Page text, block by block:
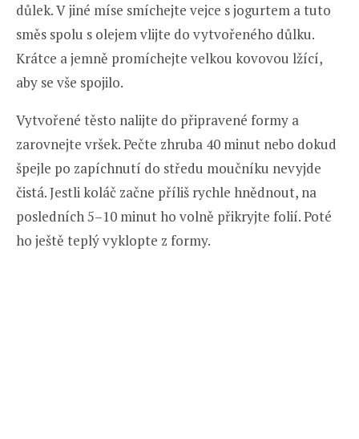
důlek. V jiné míse smíchejte vejce s jogurtem a tuto
směs spolu s olejem vlijte do vytvořeného důlku.
Krátce a jemně promíchejte velkou kovovou lžící,
aby se vše spojilo.
Vytvořené těsto nalijte do připravené formy a
zarovnejte vršek. Pečte zhruba 40 minut nebo dokud
špejle po zapíchnutí do středu moučníku nevyjde
čistá. Jestli koláč začne příliš rychle hnědnout, na
posledních 5–10 minut ho volně přikryjte folií. Poté
ho ještě teplý vyklopte z formy.